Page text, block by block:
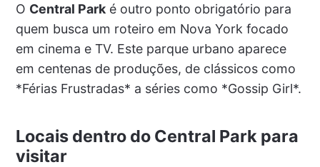
O Central Parké outro ponto obrigatório para
quem busca um roteiro em Nova York focado
em cinema e TV. Este parque urbano aparece
em centenas de produções, de clássicos como
*Férias Frustradas* a séries como *Gossip Girl*.
Locais dentro do Central Park para
visitar